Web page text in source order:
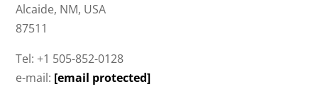
Alcaide, NM, USA
87511
Tel: +1 505-852-0128
e-mail: [email protected]